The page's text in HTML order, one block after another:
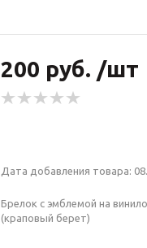
200 руб. /шт
Дата добавления товара:
Брелок с эмблемой на
(краповый берет)